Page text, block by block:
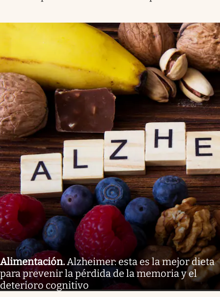
Alimentación.Alzheimer: esta es la mejor dieta
para prevenir la pérdida de la memoria y el
deterioro cognitivo